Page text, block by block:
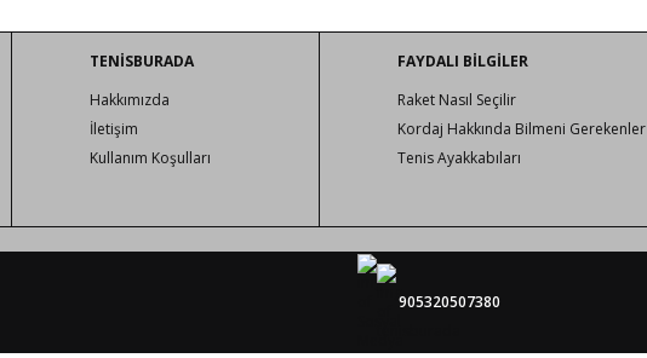
TENİSBURADA
Hakkımızda
İletişim
Kullanım Koşulları
FAYDALI BİLGİLER
Raket Nasıl Seçilir
Kordaj Hakkında Bilmeni Gerekenler
Tenis Ayakkabıları
tenisburada
905320507380